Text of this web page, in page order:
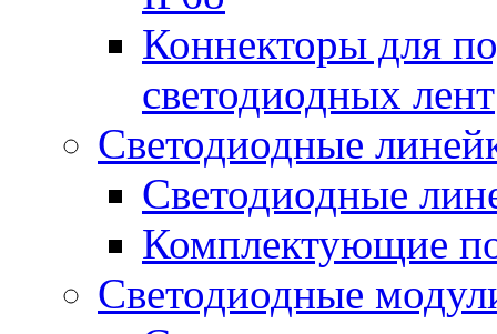
Коннекторы для
светодиодных лент
Светодиодные
Светодиодные
Комплектующие
Светодиодные